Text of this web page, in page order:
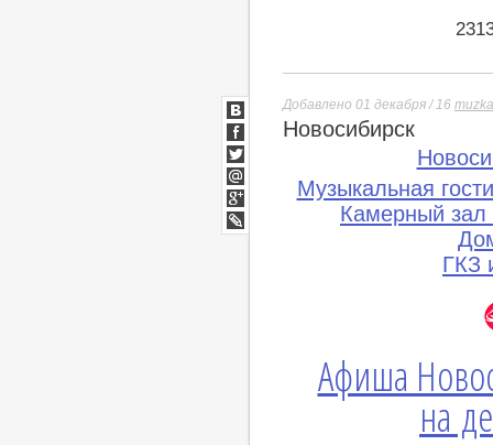
Добавлено 01 декабря / 16
Новосибирск
Музыкальная
Камерный зал
ГКЗ
Афиша
на
ВКонтакте
Facebook
Twitter
Мой
Мир
Google+
lj